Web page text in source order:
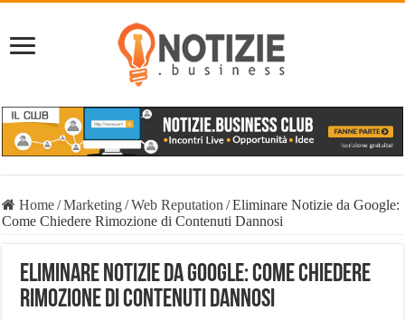
Home/Marketing/Web Reputation /Eliminare Notizie da Google:
Come Chiedere Rimozione di Contenuti Dannosi
Eliminare Notizie da Google: Come Chiedere
Rimozione di Contenuti Dannosi